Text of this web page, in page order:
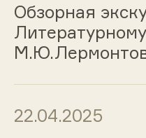
Обзорная
22.04.2025